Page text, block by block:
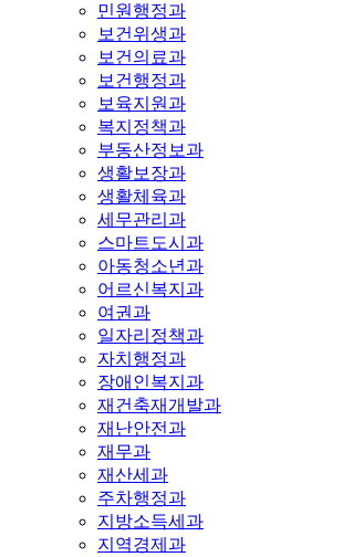
민원행정과
보건위생과
보건의료과
보건행정과
보육지원과
복지정책과
부동산정보과
생활보장과
생활체육과
세무관리과
스마트도시과
아동청소년과
어르신복지과
여권과
일자리정책과
자치행정과
장애인복지과
재건축재개발과
재난안전과
재무과
재산세과
주차행정과
지방소득세과
지역경제과